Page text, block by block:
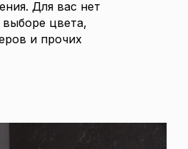
Для вас нет
цвета,
и прочих